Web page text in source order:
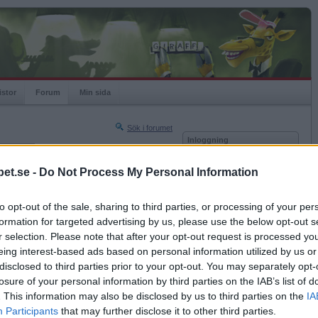
- Do Not Process My Personal Information
opt-out of the sale, sharing to third parties, or processing of your
for targeted advertising by us, please use the below opt-out
selection. Please note that after your opt-out request is processed
interest-based ads based on personal information utilized by us
to third parties prior to your opt-out. You may separately
of your personal information by third parties on the IAB’s list of
This information may also be disclosed by us to third parties on the
Participants that may further disclose it to other third parties.
Forum Min sida
Sök i forumet
Nästa sida »
2011-08-01 11:40
Inloggning
Kom ihåg mig
Glömt ditt lösenord?
Få ny aktiveringslänk
Betapet är gratis!